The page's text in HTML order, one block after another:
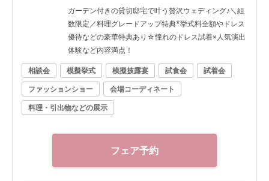
ガーデン付きの貸切邸宅で叶う贅沢ウェディング♪＼組
数限定／料理グレードアップ特典*挙式料全額やドレス
優待などの豪華特典あり☆憧れのドレス試着×人気演出
体験など内容満点！
相談会
模擬挙式 模擬披露宴 試食会
試着会
ファッションショー
会場コーディネート
料理・引出物などの展示
フェア予約